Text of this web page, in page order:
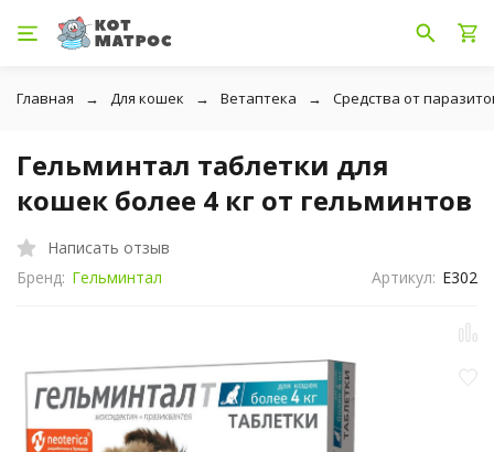
Главная Для кошек Ветаптека Средства от
Гельминтал таблетки для
кошек более 4 кг от гельминтов
Написать отзыв
Бренд: Гельминтал Артикул: Е302